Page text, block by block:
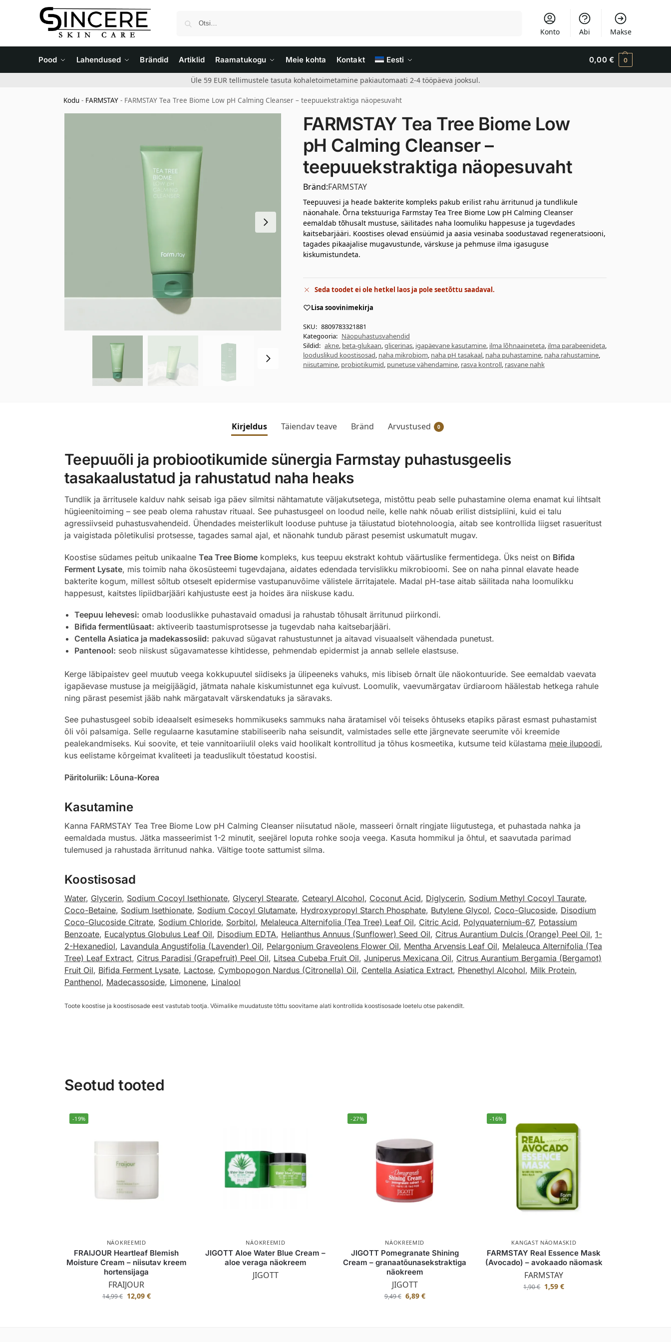
Konto Abi Makse
Pood Lahendused Brändid Artiklid Raamatukogu Meie kohta Kontakt Eesti 0,00 € 0
Üle 59 EUR tellimustele tasuta kohaletoimetamine pakiautomaati 2-4 tööpäeva jooksul.
Kodu - FARMSTAY - FARMSTAY Tea Tree Biome Low pH Calming Cleanser – teepuuekstraktiga näopesuvaht
FARMSTAY Tea Tree Biome Low
pH Calming Cleanser –
teepuuekstraktiga näopesuvaht
Bränd:FARMSTAY
Teepuuvesi ja heade bakterite kompleks pakub erilist rahu ärritunud ja tundlikule
näonahale. Õrna tekstuuriga Farmstay Tea Tree Biome Low pH Calming Cleanser
eemaldab tõhusalt mustuse, säilitades naha loomuliku happesuse ja tugevdades
kaitsebarjääri. Koostises olevad ensüümid ja aasia vesinaba soodustavad regeneratsiooni,
tagades pikaajalise mugavustunde, värskuse ja pehmuse ilma igasuguse
kiskumistundeta.
Seda toodet ei ole hetkel laos ja pole seetõttu saadaval.
Lisa soovinimekirja
SKU: 8809783321881
Kategooria: Näopuhastusvahendid
Sildid: akne, beta-glukaan,glicerinas, igapäevane kasutamine, ilma lõhnaaineteta, ilma parabeenideta,
looduslikud koostisosad, naha mikrobiom, naha pH tasakaal, naha puhastamine, naha rahustamine,
niisutamine, probiotikumid, punetuse vähendamine, rasva kontroll, rasvane nahk
Kirjeldus Täiendav teave Bränd Arvustused 0
Teepuuõli ja probiootikumide sünergia Farmstay puhastusgeelis
tasakaalustatud ja rahustatud naha heaks
Tundlik ja ärritusele kalduv nahk seisab iga päev silmitsi nähtamatute väljakutsetega, mistõttu peab selle puhastamine olema enamat kui lihtsalt
hügieenitoiming – see peab olema rahustav rituaal. See puhastusgeel on loodud neile, kelle nahk nõuab erilist distsipliini, kuid ei talu
agressiivseid puhastusvahendeid. Ühendades meisterlikult looduse puhtuse ja täiustatud biotehnoloogia, aitab see kontrollida liigset rasueritust
ja vaigistada põletikulisi protsesse, tagades samal ajal, et näonahk tundub pärast pesemist uskumatult mugav.
Koostise südames peitub unikaalne Tea Tree Biomekompleks, kus teepuu ekstrakt kohtub väärtuslike fermentidega. Üks neist on Bifida
Ferment Lysate, mis toimib naha ökosüsteemi tugevdajana, aidates edendada tervislikku mikrobioomi. See on naha pinnal elavate heade
bakterite kogum, millest sõltub otseselt epidermise vastupanuvõime välistele ärritajatele. Madal pH-tase aitab säilitada naha loomulikku
happesust, kaitstes lipiidbarjääri kahjustuste eest ja hoides ära niiskuse kadu.
Teepuu lehevesi: omab looduslikke puhastavaid omadusi ja rahustab tõhusalt ärritunud piirkondi.
Bifida fermentlüsaat: aktiveerib taastumisprotsesse ja tugevdab naha kaitsebarjääri.
Centella Asiatica ja madekassosiid: pakuvad sügavat rahustustunnet ja aitavad visuaalselt vähendada punetust.
Pantenool: seob niiskust sügavamatesse kihtidesse, pehmendab epidermist ja annab sellele elastsuse.
Kerge läbipaistev geel muutub veega kokkupuutel siidiseks ja ülipeeneks vahuks, mis libiseb õrnalt üle näokontuuride. See eemaldab vaevata
igapäevase mustuse ja meigijäägid, jätmata nahale kiskumistunnet ega kuivust. Loomulik, vaevumärgatav ürdiaroom häälestab hetkega rahule
ning pärast pesemist jääb nahk märgatavalt värskendatuks ja säravaks.
See puhastusgeel sobib ideaalselt esimeseks hommikuseks sammuks naha äratamisel või teiseks õhtuseks etapiks pärast esmast puhastamist
õli või palsamiga. Selle regulaarne kasutamine stabiliseerib naha seisundit, valmistades selle ette järgnevate seerumite või kreemide
pealekandmiseks. Kui soovite, et teie vannitoariiulil oleks vaid hoolikalt kontrollitud ja tõhus kosmeetika, kutsume teid külastama meie ilupoodi,
kus eelistame kõrgeimat kvaliteeti ja teaduslikult tõestatud koostisi.
Päritoluriik: Lõuna-Korea
Kasutamine
Kanna FARMSTAY Tea Tree Biome Low pH Calming Cleanser niisutatud näole, masseeri õrnalt ringjate liigutustega, et puhastada nahka ja
eemaldada mustus. Jätka masseerimist 1-2 minutit, seejärel loputa rohke sooja veega. Kasuta hommikul ja õhtul, et saavutada parimad
tulemused ja rahustada ärritunud nahka. Vältige toote sattumist silma.
Koostisosad
Water, Glycerin, Sodium Cocoyl Isethionate, Glyceryl Stearate, Cetearyl Alcohol, Coconut Acid, Diglycerin, Sodium Methyl Cocoyl Taurate,
Coco-Betaine, Sodium Isethionate, Sodium Cocoyl Glutamate, Hydroxypropyl Starch Phosphate, Butylene Glycol, Coco-Glucoside, Disodium
Coco-Glucoside Citrate, Sodium Chloride, Sorbitol, Melaleuca Alternifolia (Tea Tree) Leaf Oil, Citric Acid, Polyquaternium-67, Potassium
Benzoate, Eucalyptus Globulus Leaf Oil, Disodium EDTA, Helianthus Annuus (Sunflower) Seed Oil, Citrus Aurantium Dulcis (Orange) Peel Oil, 1-
2-Hexanediol, Lavandula Angustifolia (Lavender) Oil, Pelargonium Graveolens Flower Oil, Mentha Arvensis Leaf Oil, Melaleuca Alternifolia (Tea
Tree) Leaf Extract, Citrus Paradisi (Grapefruit) Peel Oil, Litsea Cubeba Fruit Oil, Juniperus Mexicana Oil, Citrus Aurantium Bergamia (Bergamot)
Fruit Oil, Bifida Ferment Lysate, Lactose, Cymbopogon Nardus (Citronella) Oil, Centella Asiatica Extract, Phenethyl Alcohol, Milk Protein,
Panthenol, Madecassoside, Limonene, Linalool
Toote koostise ja koostisosade eest vastutab tootja. Võimalike muudatuste tõttu soovitame alati kontrollida koostisosade loetelu otse pakendilt.
Seotud tooted
-19%
NÄOKREEMID
FRAIJOUR Heartleaf Blemish
Moisture Cream – niisutav kreem
hortensijaga
FRAIJOUR
14,99€ 12,09 €
NÄOKREEMID
JIGOTT Aloe Water Blue Cream –
aloe veraga näokreem
JIGOTT
-27%
NÄOKREEMID
JIGOTT Pomegranate Shining
Cream – granaatõunasekstraktiga
näokreem
JIGOTT
9,49€ 6,89 €
-16%
KANGAST NÄOMASKID
FARMSTAY Real Essence Mask
(Avocado) – avokaado näomask
FARMSTAY
1,90€ 1,59€